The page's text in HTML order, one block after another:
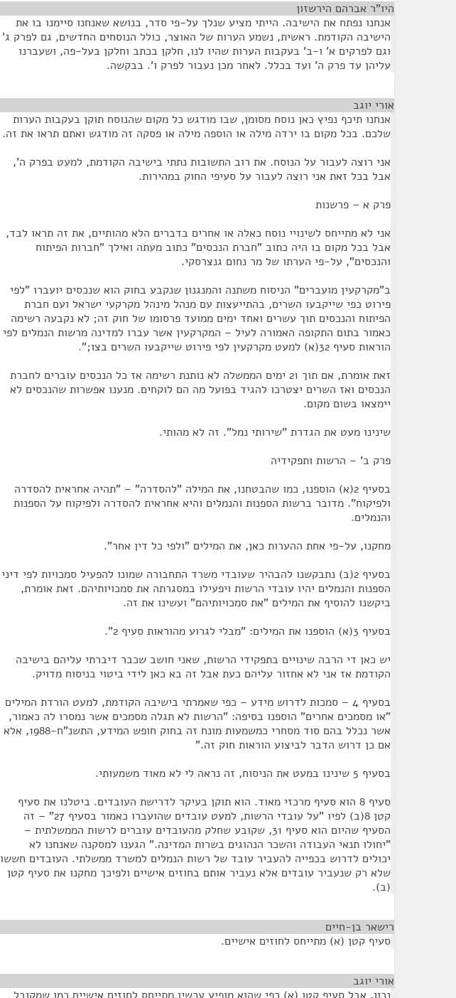
היו"ר אברהם הירשזון
אנחנו נפתח את הישיבה. הייתי מציע שנלך על-פי סדר, בנושא שאנחנו סיימנו בו את
הישיבה הקודמת. ראשית, נשמע הערות של האוצר, כולל הנוסחים החדשים, גם לפרק ג'
וגם לפרקים א' ו-ב' בעקבות הערות שהיו לנו, חלקן בכתב וחלקן בעל-פה, ושעברנו
עליהן עד פרק ה' ועד בכלל. לאחר מכן נעבור לפרק ו'. בבקשה.
אורי יוגב
אנחנו תיכף נפיץ כאן נוסח מסומן, שבו מודגש כל מקום שהנוסח תוקן בעקבות הערות
שלכם. בכל מקום בו ירדה מילה או הוספה מילה או פסקה זה מודגש ואתם תראו את זה.
אני רוצה לעבור על הנוסח. את רוב התשובות נתתי בישיבה הקודמת, למעט בפרק ה',
אבל בכל זאת אני רוצה לעבור על סעיפי החוק במהירות.
פרק א – פרשנות
אני לא מתייחס לשינויי נוסח כאלה או אחרים בדברים הלא מהותיים, את זה תראו לבד,
אבל בכל מקום בו היה כתוב "חברת הנכסים" כתוב מעתה ואילך "חברות הפיתוח
והנכסים", על-פי הערתו של מר נחום גנצרסקי.
ב"מקרקעין מועברים" הניסוח משתנה והמנגנון שנקבע בחוק הוא שנכסים יועברו "לפי
פירוט כפי שייקבעו השרים, בהתייעצות עם מנהל מינהל מקרקעי ישראל ועם חברת
הפיתוח והנכסים תוך עשרים ואחד ימים ממועד פרסומו של חוק זה; לא נקבעה רשימה
כאמור בתום התקופה האמורה לעיל – המקרקעין אשר עברו למדינה מרשות הנמלים לפי
הוראות סעיף 32(א) למעט מקרקעין לפי פירוט שייקבעו השרים בצו;".
זאת אומרת, אם תוך 21 ימים הממשלה לא נותנת רשימה אז כל הנכסים עוברים לחברת
הנכסים ואז השרים יצטרכו להגיד בפועל מה הם לוקחים. מנענו אפשרות שהנכסים לא
יימצאו בשום מקום.
שינינו מעט את הגדרת "שירותי נמל". זה לא מהותי.
פרק ב' – הרשות ותפקידיה
בסעיף 2(א) הוספנו, כמו שהבטחנו, את המילה "להסדרה" – "תהיה אחראית להסדרה
ולפיקוח". מדובר ברשות הספנות והנמלים והיא אחראית להסדרה ולפיקוח על הספנות
והנמלים.
מחקנו, על-פי אחת ההערות כאן, את המילים "ולפי כל דין אחר".
בסעיף 2(ב) נתבקשנו להבהיר שעובדי משרד התחבורה שמונו להפעיל סמכויות לפי דיני
הספנות והנמלים יהיו עובדי הרשות ויפעילו במסגרתה את סמכויותיהם. זאת אומרת,
ביקשנו להוסיף את המילים "את סמכויותיהם" ועשינו את זה.
בסעיף 3(א) הוספנו את המילים: "מבלי לגרוע מהוראות סעיף 2".
יש כאן די הרבה שינויים בתפקידי הרשות, שאני חושב שכבר דיברתי עליהם בישיבה
הקודמת אז אני לא אחזור עליהם כעת אבל זה בא כאן לידי ביטוי בניסוח מדויק.
בסעיף 4 – סמכות לדרוש מידע – כפי שאמרתי בישיבה הקודמת, למעט הורדת המילים
"או מסמכים אחרים" הוספנו בסיפה: "הרשות לא תגלה מסמכים אשר נמסרו לה כאמור,
אשר נכלל בהם סוד מסחרי כמשמעות מונח זה בחוק חופש המידע, התשנ"ח-1988, אלא
אם כן דרוש הדבר לביצוע הוראות חוק זה."
בסעיף 5 שינינו במעט את הניסוח, זה נראה לי לא מאוד משמעותי.
סעיף 8 הוא סעיף מרכזי מאוד. הוא תוקן בעיקר לדרישת העובדים. ביטלנו את סעיף
קטן 8(ב) לפיו "על עובדי הרשות, למעט עובדים שהועברו כאמור בסעיף 27" – זה
הסעיף שהיום הוא סעיף 31, שקובע שחלק מהעובדים עוברים לרשות הממשלתית –
"יחולו תנאי העבודה והשכר הנהוגים בשרות המדינה." הגענו למסקנה שאנחנו לא
יכולים לדרוש בכפייה להעביר עובד של רשות הנמלים למשרד ממשלתי. העובדים חששו
שלא רק שנעביר עובדים אלא נעביר אותם בחוזים אישיים ולפיכך מחקנו את סעיף קטן
(ב).
רישאר בן-חיים
סעיף קטן (א) מתייחס לחוזים אישיים.
אורי יוגב